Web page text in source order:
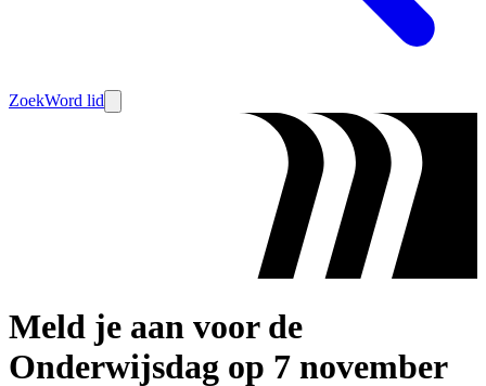
ZoekWord lid
Meld je aan voor de
Onderwijsdag op 7 november